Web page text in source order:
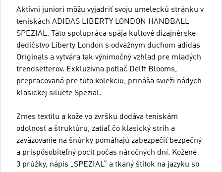
Aktívni juniori môžu vyjadriť svoju umeleckú stránku v
teniskách ADIDAS LIBERTY LONDON HANDBALL
SPEZIAL. Táto spolupráca spája kultové dizajnérske
dedičstvo Liberty London s odvážnym duchom adidas
Originals a vytvára tak výnimočný vzhľad pre mladých
trendsetterov. Exkluzívna potlač Delft Blooms,
prepracovaná pre túto kolekciu, prináša svieži nádych
klasickej siluete Spezial.
Zmes textilu a kože vo zvršku dodáva teniskám
odolnosť a štruktúru, zatiaľ čo klasický strih a
zaväzovanie na šnúrky pomáhajú zabezpečiť bezpečný
a prispôsobiteľný pocit počas náročných dní. Kožené
3 prúžky, nápis „SPEZIAL“ a tkaný štítok na jazyku so